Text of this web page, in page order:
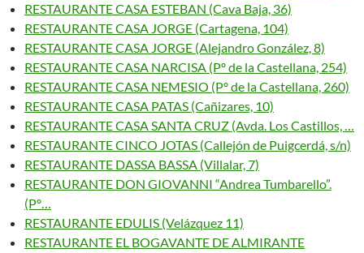
RESTAURANTE CASA ESTEBAN (Cava Baja, 36)
RESTAURANTE CASA JORGE (Cartagena, 104)
RESTAURANTE CASA JORGE (Alejandro González, 8)
RESTAURANTE CASA NARCISA (Pº de la Castellana, 254)
RESTAURANTE CASA NEMESIO (Pº de la Castellana, 260)
RESTAURANTE CASA PATAS (Cañizares, 10)
RESTAURANTE CASA SANTA CRUZ (Avda. Los Castillos, …
RESTAURANTE CINCO JOTAS (Callejón de Puigcerdá, s/n)
RESTAURANTE DASSA BASSA (Villalar, 7)
RESTAURANTE DON GIOVANNI “Andrea Tumbarello”.
(Pº…
RESTAURANTE EDULIS (Velázquez 11)
RESTAURANTE EL BOGAVANTE DE ALMIRANTE